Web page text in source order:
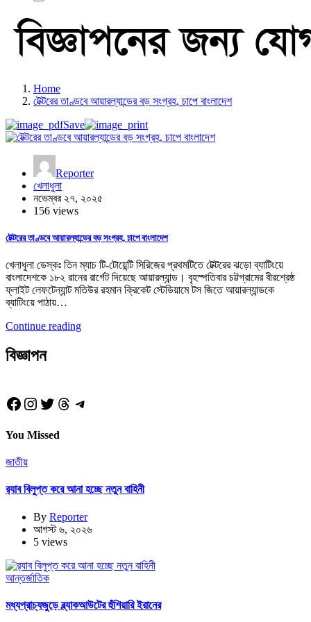
Home
টেক্টরের তাণ্ডবে আয়ারল্যান্ডের বড় সংগ্রহ, চাপে বাংলাদেশ
Save
Reporter
খেলাধুলা
নভেম্বর ২৭, ২০২৫
156 views
টেক্টরের তাণ্ডবে আয়ারল্যান্ডের বড় সংগ্রহ, চাপে বাংলাদেশ
খেলাধুলা ডেস্কঃ তিন ম্যাচ টি-টোয়েন্টি সিরিজের প্রথমটিতে টেক্টরের ঝড়ো ব্যাটিংয়ে
বাংলাদেশকে ১৮২ রানের রার্গেট দিয়েছে আয়ারল্যান্ড। বৃহস্পতিবার চট্টগ্রামের বীরশ্রেষ্ঠ
ফ্লাইট লেফটেন্যান্ট মতিউর রহমান ক্রিকেট স্টেডিয়ামে টস জিতে আয়ারল্যান্ডকে
ব্যাটিংয়ে পাঠায়…
Continue reading
বিজ্ঞাপন
Facebook
Instagram
Twitter
Threads
Telegram
You Missed
জাতীয়
র‍্যাব বিলুপ্ত করে আনা হচ্ছে নতুন বাহিনী
By Reporter
আগস্ট ৬, ২০২৬
5 views
আন্তর্জাতিক
মধ্যপ্রাচ্যজুড়ে ব্ল্যাকআউটের হুঁশিয়ারি ইরানের